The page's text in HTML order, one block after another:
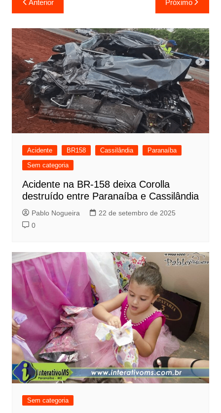
de
Post
Anterior Próximo
Acidente BR158 Cassilândia
Paranaíba
Sem categoria
Acidente na BR-158 deixa Corolla
destruído entre Paranaíba e Cassilândia
Pablo Nogueira
22 de setembro de 2025
0
Sem categoria